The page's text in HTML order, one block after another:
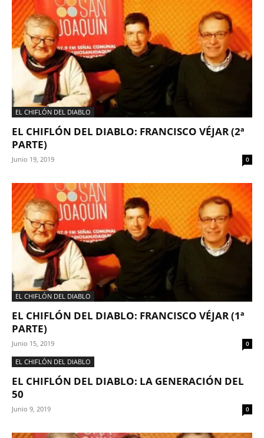
EL CHIFLÓN DEL DIABLO
EL CHIFLÓN DEL DIABLO: FRANCISCO VÉJAR (2ª
PARTE)
Junio 19, 2019 0
EL CHIFLÓN DEL DIABLO
EL CHIFLÓN DEL DIABLO: FRANCISCO VÉJAR (1ª
PARTE)
Junio 15, 2019 0
EL CHIFLÓN DEL DIABLO
EL CHIFLÓN DEL DIABLO: LA GENERACIÓN DEL
50
Junio 9, 2019 0